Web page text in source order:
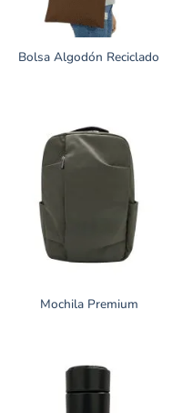
Bolsa Algodón Reciclado
Mochila Premium